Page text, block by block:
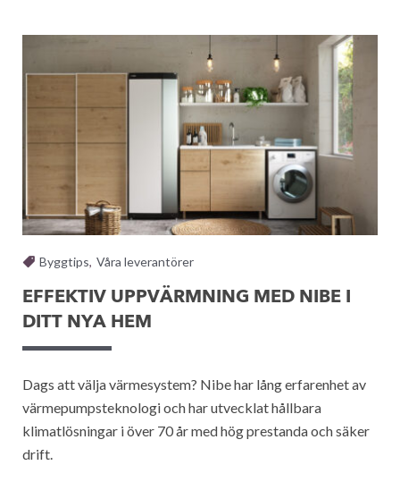
Byggtips, Våra leverantörer
EFFEKTIV UPPVÄRMNING MED NIBE I
DITT NYA HEM
Dags att välja värmesystem? Nibe har lång erfarenhet av
värmepumpsteknologi och har utvecklat hållbara
klimatlösningar i över 70 år med hög prestanda och säker
drift.